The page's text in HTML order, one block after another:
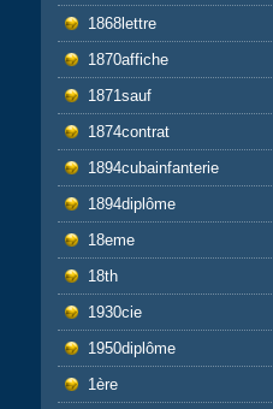
1868lettre
1870affiche
1871sauf
1874contrat
1894cubainfanterie
1894diplôme
18eme
18th
1930cie
1950diplôme
1ère